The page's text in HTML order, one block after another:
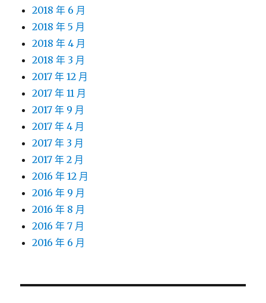
2018 年 6 月
2018 年 5 月
2018 年 4 月
2018 年 3 月
2017 年 12 月
2017 年 11 月
2017 年 9 月
2017 年 4 月
2017 年 3 月
2017 年 2 月
2016 年 12 月
2016 年 9 月
2016 年 8 月
2016 年 7 月
2016 年 6 月